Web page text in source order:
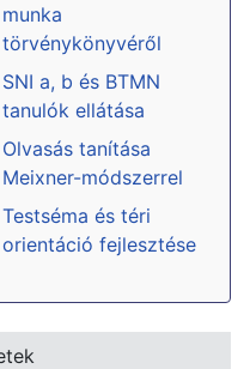
munka
törvénykönyvéről
SNI a, b és BTMN
tanulók ellátása
Olvasás tanítása
Meixner-módszerrel
Testséma és téri
orientáció fejlesztése